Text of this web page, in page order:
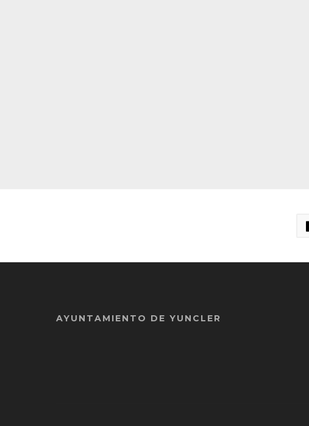
AYUNTAMIENTO DE YUNCLER